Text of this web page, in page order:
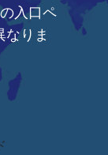
入口ペ
りま